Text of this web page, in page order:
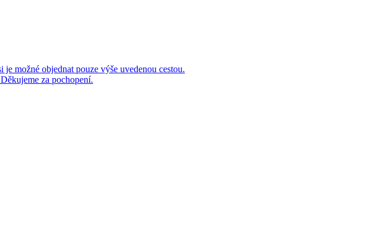
objednat pouze výše uvedenou cestou.
za pochopení.